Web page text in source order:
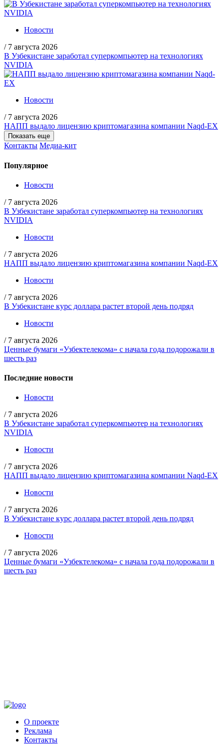
Новости
/ 7 августа 2026
В Узбекистане заработал суперкомпьютер на технологиях
NVIDIA
Новости
/ 7 августа 2026
НАПП выдало лицензию криптомагазина компании Naqd-EX
Показать еще
Контакты Медиа-кит
Популярное
Новости
/ 7 августа 2026
В Узбекистане заработал суперкомпьютер на технологиях
NVIDIA
Новости
/ 7 августа 2026
НАПП выдало лицензию криптомагазина компании Naqd-EX
Новости
/ 7 августа 2026
В Узбекистане курс доллара растет второй день подряд
Новости
/ 7 августа 2026
Ценные бумаги «Узбектелекома» с начала года подорожали в
шесть раз
Последние новости
Новости
/ 7 августа 2026
В Узбекистане заработал суперкомпьютер на технологиях
NVIDIA
Новости
/ 7 августа 2026
НАПП выдало лицензию криптомагазина компании Naqd-EX
Новости
/ 7 августа 2026
В Узбекистане курс доллара растет второй день подряд
Новости
/ 7 августа 2026
Ценные бумаги «Узбектелекома» с начала года подорожали в
шесть раз
О проекте
Реклама
Контакты